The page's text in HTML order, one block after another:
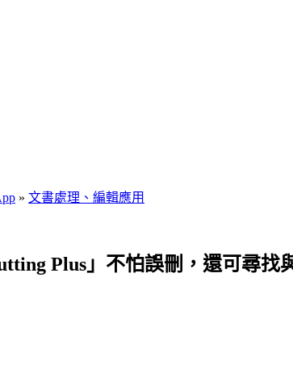
» 文書處理、編輯應用
Plus」不怕誤刪，還可尋找